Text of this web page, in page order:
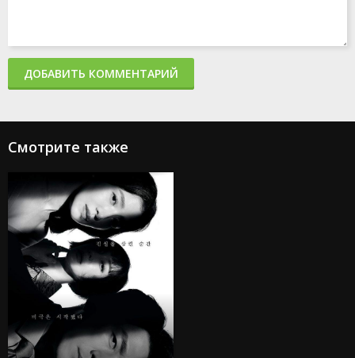
ДОБАВИТЬ КОММЕНТАРИЙ
Смотрите также